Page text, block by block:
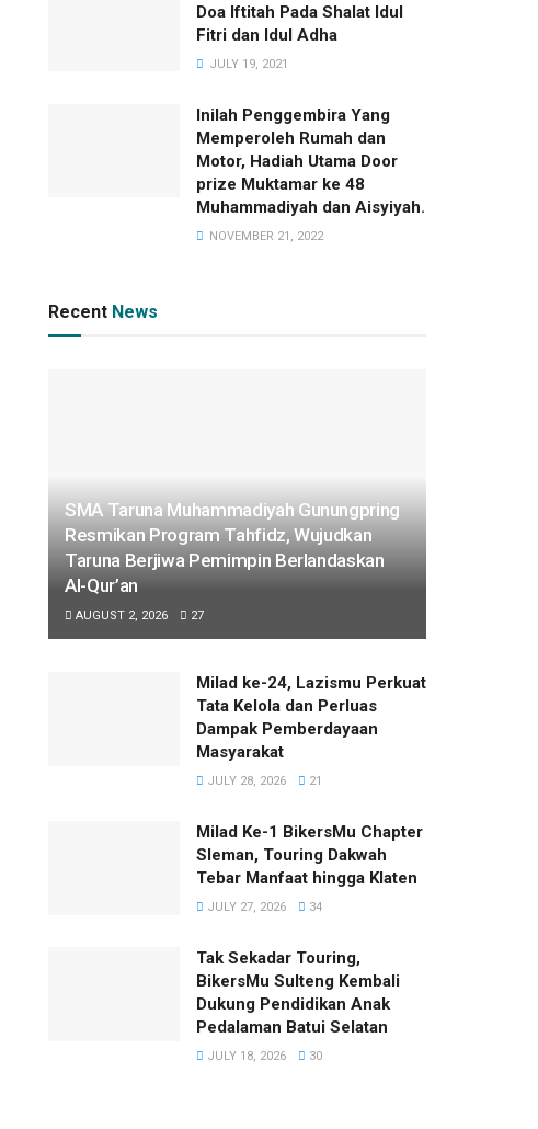
Doa Iftitah Pada Shalat Idul
Fitri dan Idul Adha
JULY 19, 2021
Inilah Penggembira Yang
Memperoleh Rumah dan
Motor, Hadiah Utama Door
prize Muktamar ke 48
Muhammadiyah dan Aisyiyah.
NOVEMBER 21, 2022
Recent News
SMA Taruna Muhammadiyah Gunungpring
Resmikan Program Tahfidz, Wujudkan
Taruna Berjiwa Pemimpin Berlandaskan
Al-Qur’an
AUGUST 2, 2026 27
Milad ke-24, Lazismu Perkuat
Tata Kelola dan Perluas
Dampak Pemberdayaan
Masyarakat
JULY 28, 2026 21
Milad Ke-1 BikersMu Chapter
Sleman, Touring Dakwah
Tebar Manfaat hingga Klaten
JULY 27, 2026 34
Tak Sekadar Touring,
BikersMu Sulteng Kembali
Dukung Pendidikan Anak
Pedalaman Batui Selatan
JULY 18, 2026 30